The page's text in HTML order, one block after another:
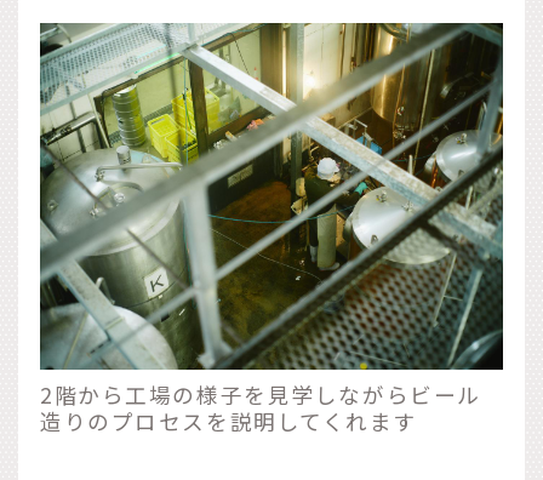
2階から工場の様子を見学しながらビール
造りのプロセスを説明してくれます